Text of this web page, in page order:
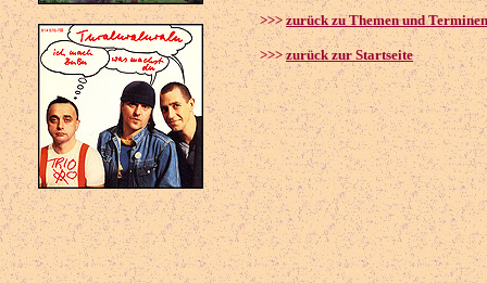
>>> zurück zu Themen und Terminen
>>>zurück zur Startseite